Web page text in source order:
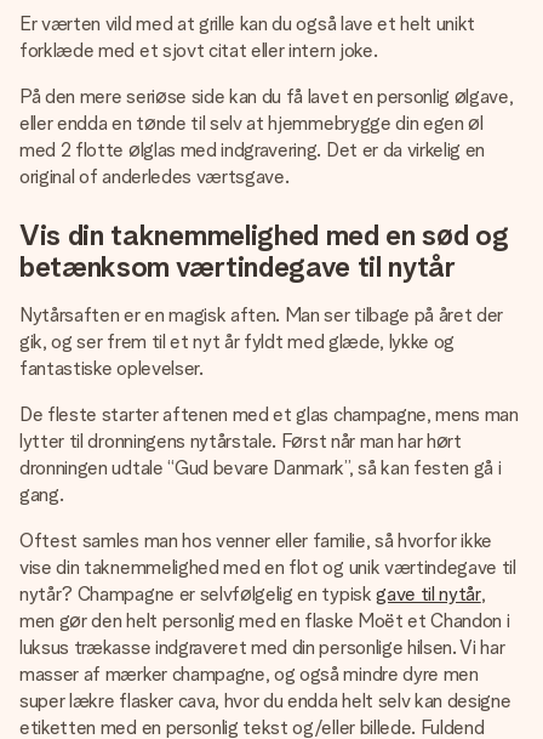
Er værten vild med at grille kan du også lave et helt unikt
forklæde med et sjovt citat eller intern joke.
På den mere seriøse side kan du få lavet en personlig ølgave,
eller endda en tønde til selv at hjemmebrygge din egen øl
med 2 flotte ølglas med indgravering. Det er da virkelig en
original of anderledes værtsgave.
Vis din taknemmelighed med en sød og
betænksom værtindegave til nytår
Nytårsaften er en magisk aften. Man ser tilbage på året der
gik, og ser frem til et nyt år fyldt med glæde, lykke og
fantastiske oplevelser.
De fleste starter aftenen med et glas champagne, mens man
lytter til dronningens nytårstale. Først når man har hørt
dronningen udtale “Gud bevare Danmark”, så kan festen gå i
gang.
Oftest samles man hos venner eller familie, så hvorfor ikke
vise din taknemmelighed med en flot og unik værtindegave til
nytår? Champagne er selvfølgelig en typiskgave til nytår,
men gør den helt personlig med en flaske Moët et Chandon i
luksus trækasse indgraveret med din personlige hilsen. Vi har
masser af mærker champagne, og også mindre dyre men
super lækre flasker cava, hvor du endda helt selv kan designe
etiketten med en personlig tekst og/eller billede. Fuldend